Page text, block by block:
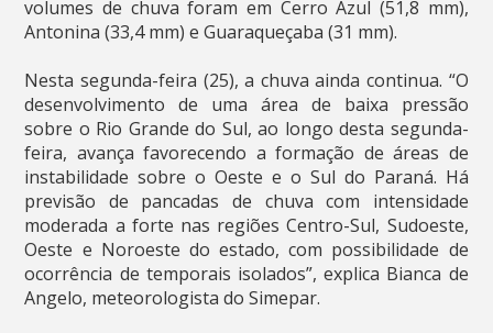
volumes de chuva foram em Cerro Azul (51,8 mm),
Antonina (33,4 mm) e Guaraqueçaba (31 mm).
Nesta segunda-feira (25), a chuva ainda continua. “O
desenvolvimento de uma área de baixa pressão
sobre o Rio Grande do Sul, ao longo desta segunda-
feira, avança favorecendo a formação de áreas de
instabilidade sobre o Oeste e o Sul do Paraná. Há
previsão de pancadas de chuva com intensidade
moderada a forte nas regiões Centro-Sul, Sudoeste,
Oeste e Noroeste do estado, com possibilidade de
ocorrência de temporais isolados”, explica Bianca de
Angelo, meteorologista do Simepar.